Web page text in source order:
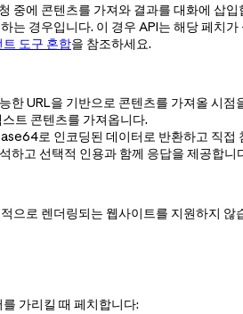
중에 콘텐츠를 가져와 결과를 대화에 삽
는 경우입니다. 이 경우 API는 해당 페치가
도구 혼합을 참조하세요.
한 URL을 기반으로 콘텐츠를 가져올 시점
트 콘텐츠를 가져옵니다.
로 인코딩된 데이터로 반환하고 직접
하고 선택적 인용과 함께 응답을 제공합니
으로 렌더링되는 웹사이트를 지원하지 않
가리킬 때 페치합니다: